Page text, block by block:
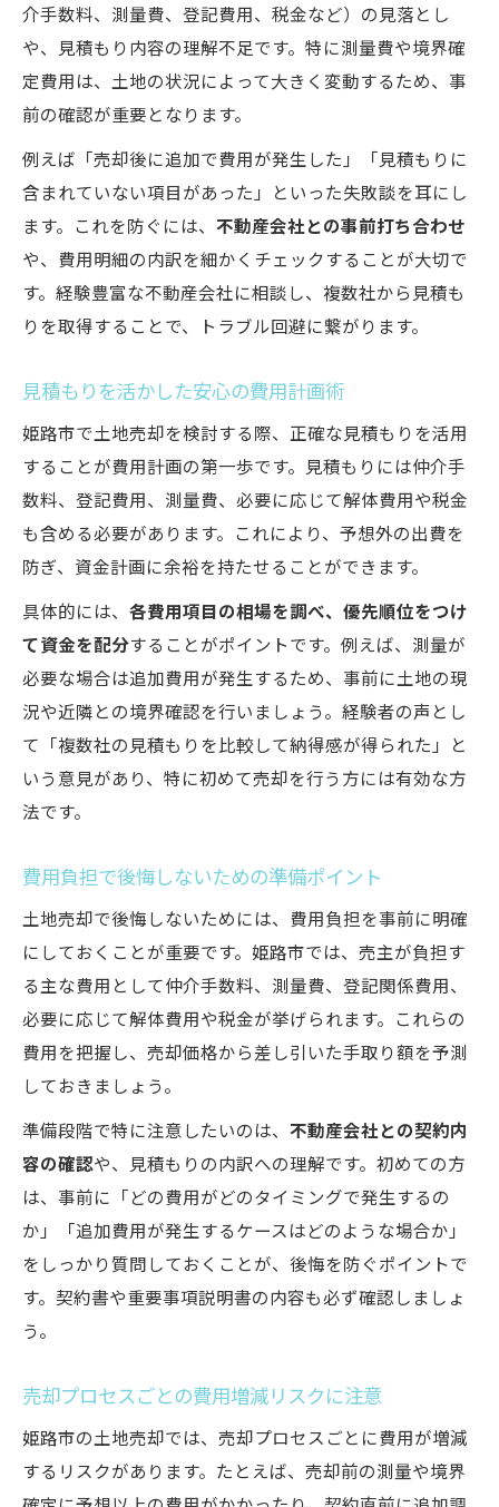
介手数料、測量費、登記費用、税金など）の見落とし
や、見積もり内容の理解不足です。特に測量費や境界確
定費用は、土地の状況によって大きく変動するため、事
前の確認が重要となります。
例えば「売却後に追加で費用が発生した」「見積もりに
含まれていない項目があった」といった失敗談を耳にし
ます。これを防ぐには、 不動産会社との事前打ち合わせ
や、費用明細の内訳を細かくチェックすることが大切で
す。経験豊富な不動産会社に相談し、複数社から見積も
りを取得することで、トラブル回避に繋がります。
見積もりを活かした安心の費用計画術
姫路市で土地売却を検討する際、正確な見積もりを活用
することが費用計画の第一歩です。見積もりには仲介手
数料、登記費用、測量費、必要に応じて解体費用や税金
も含める必要があります。これにより、予想外の出費を
防ぎ、資金計画に余裕を持たせることができます。
具体的には、 各費用項目の相場を調べ、優先順位をつけ
て資金を配分することがポイントです。例えば、測量が
必要な場合は追加費用が発生するため、事前に土地の現
況や近隣との境界確認を行いましょう。経験者の声とし
て「複数社の見積もりを比較して納得感が得られた」と
いう意見があり、特に初めて売却を行う方には有効な方
法です。
費用負担で後悔しないための準備ポイント
土地売却で後悔しないためには、費用負担を事前に明確
にしておくことが重要です。姫路市では、売主が負担す
る主な費用として仲介手数料、測量費、登記関係費用、
必要に応じて解体費用や税金が挙げられます。これらの
費用を把握し、売却価格から差し引いた手取り額を予測
しておきましょう。
準備段階で特に注意したいのは、 不動産会社との契約内
容の確認や、見積もりの内訳への理解です。初めての方
は、事前に「どの費用がどのタイミングで発生するの
か」「追加費用が発生するケースはどのような場合か」
をしっかり質問しておくことが、後悔を防ぐポイントで
す。契約書や重要事項説明書の内容も必ず確認しましょ
う。
売却プロセスごとの費用増減リスクに注意
姫路市の土地売却では、売却プロセスごとに費用が増減
するリスクがあります。たとえば、売却前の測量や境界